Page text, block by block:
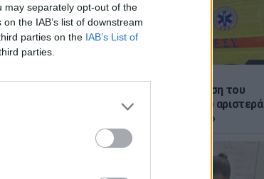
may separately opt-out of the
the IAB’s list of downstream
parties on the IAB’s List of
parties.
Σέρρες: Συγκλονίζει η κατάθεση του
οδηγού – «Κοίταξα να στρίψω αριστερά
για να γλιτώσω, δεν πρόλαβα»